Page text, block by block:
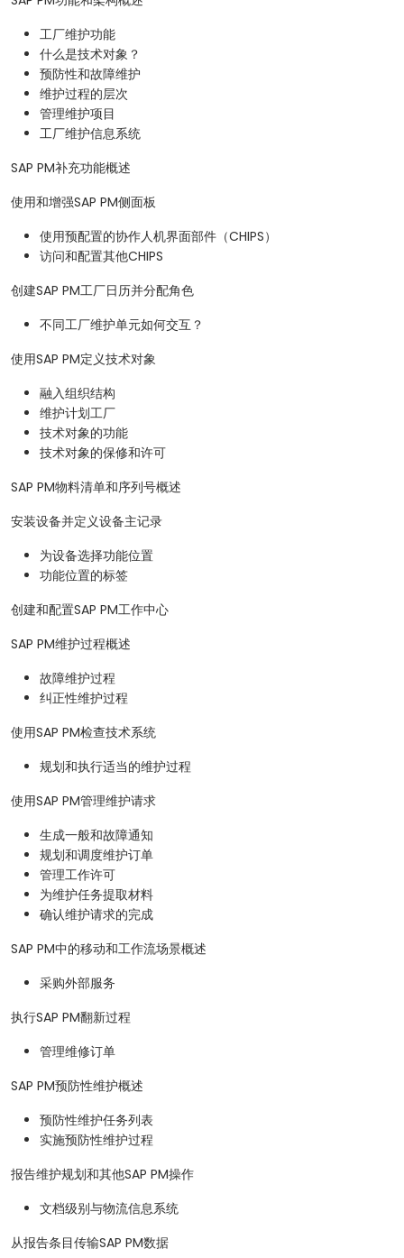
工厂维护功能
什么是技术对象？
预防性和故障维护
维护过程的层次
管理维护项目
工厂维护信息系统
SAP PM补充功能概述
使用和增强SAP PM侧面板
使用预配置的协作人机界面部件（CHIPS）
访问和配置其他CHIPS
创建SAP PM工厂日历并分配角色
不同工厂维护单元如何交互？
使用SAP PM定义技术对象
融入组织结构
维护计划工厂
技术对象的功能
技术对象的保修和许可
SAP PM物料清单和序列号概述
安装设备并定义设备主记录
为设备选择功能位置
功能位置的标签
创建和配置SAP PM工作中心
SAP PM维护过程概述
故障维护过程
纠正性维护过程
使用SAP PM检查技术系统
规划和执行适当的维护过程
使用SAP PM管理维护请求
生成一般和故障通知
规划和调度维护订单
管理工作许可
为维护任务提取材料
确认维护请求的完成
SAP PM中的移动和工作流场景概述
采购外部服务
执行SAP PM翻新过程
管理维修订单
SAP PM预防性维护概述
预防性维护任务列表
实施预防性维护过程
报告维护规划和其他SAP PM操作
文档级别与物流信息系统
从报告条目传输SAP PM数据